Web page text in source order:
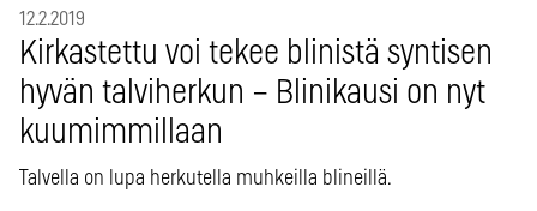
12.2.2019
Kirkastettu voi tekee blinistä syntisen
hyvän talviherkun – Blinikausi on nyt
kuumimmillaan
Talvella on lupa herkutella muhkeilla blineillä.